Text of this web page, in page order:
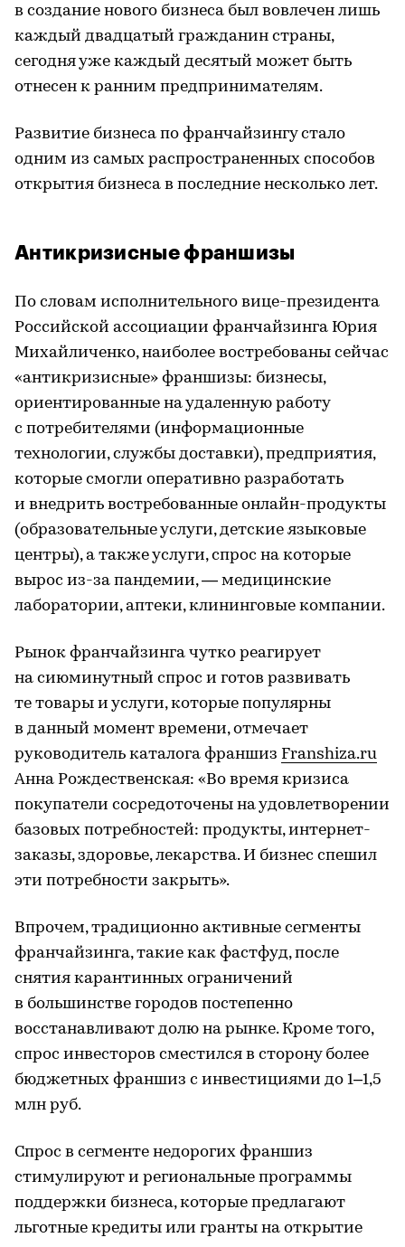
в создание нового бизнеса был вовлечен лишь
каждый двадцатый гражданин страны,
сегодня уже каждый десятый может быть
отнесен к ранним предпринимателям.
Развитие бизнеса по франчайзингу стало
одним из самых распространенных способов
открытия бизнеса в последние несколько лет.
Антикризисные франшизы
По словам исполнительного вице-президента
Российской ассоциации франчайзинга Юрия
Михайличенко, наиболее востребованы сейчас
«антикризисные» франшизы: бизнесы,
ориентированные на удаленную работу
с потребителями (информационные
технологии, службы доставки), предприятия,
которые смогли оперативно разработать
и внедрить востребованные онлайн-продукты
(образовательные услуги, детские языковые
центры), а также услуги, спрос на которые
вырос из-за пандемии, — медицинские
лаборатории, аптеки, клининговые компании.
Рынок франчайзинга чутко реагирует
на сиюминутный спрос и готов развивать
те товары и услуги, которые популярны
в данный момент времени, отмечает
руководитель каталога франшиз Franshiza.ru
Анна Рождественская: «Во время кризиса
покупатели сосредоточены на удовлетворении
базовых потребностей: продукты, интернет-
заказы, здоровье, лекарства. И бизнес спешил
эти потребности закрыть».
Впрочем, традиционно активные сегменты
франчайзинга, такие как фастфуд, после
снятия карантинных ограничений
в большинстве городов постепенно
восстанавливают долю на рынке. Кроме того,
спрос инвесторов сместился в сторону более
бюджетных франшиз с инвестициями до 1–1,5
млн руб.
Спрос в сегменте недорогих франшиз
стимулируют и региональные программы
поддержки бизнеса, которые предлагают
льготные кредиты или гранты на открытие